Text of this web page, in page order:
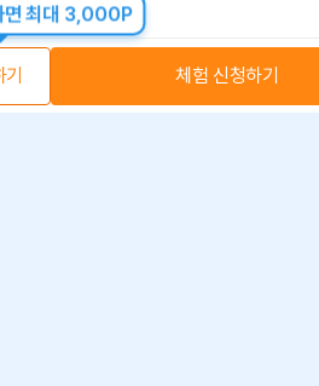
면 최대 3,000P
기 체험 신청하기